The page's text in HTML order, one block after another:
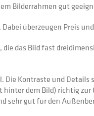
Bilderrahmen gut
überzeugen Preis
das Bild fast
Kontraste und
dem Bild) richtig
gut für den